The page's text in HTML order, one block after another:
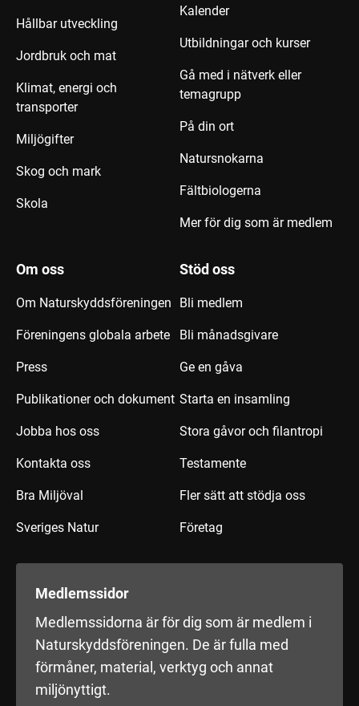
Hållbar utveckling
Jordbruk och mat
Klimat, energi och
transporter
Miljögifter
Skog och mark
Skola
Kalender
Utbildningar och kurser
Gå med i nätverk eller
temagrupp
På din ort
Natursnokarna
Fältbiologerna
Mer för dig som är medlem
Om oss
Om Naturskyddsföreningen
Föreningens globala arbete
Press
Publikationer och dokument
Jobba hos oss
Kontakta oss
Bra Miljöval
Sveriges Natur
Stöd oss
Bli medlem
Bli månadsgivare
Ge en gåva
Starta en insamling
Stora gåvor och filantropi
Testamente
Fler sätt att stödja oss
Företag
Medlemssidor
Medlemssidorna är för dig som är medlem i
Naturskyddsföreningen. De är fulla med
förmåner, material, verktyg och annat
miljönyttigt.